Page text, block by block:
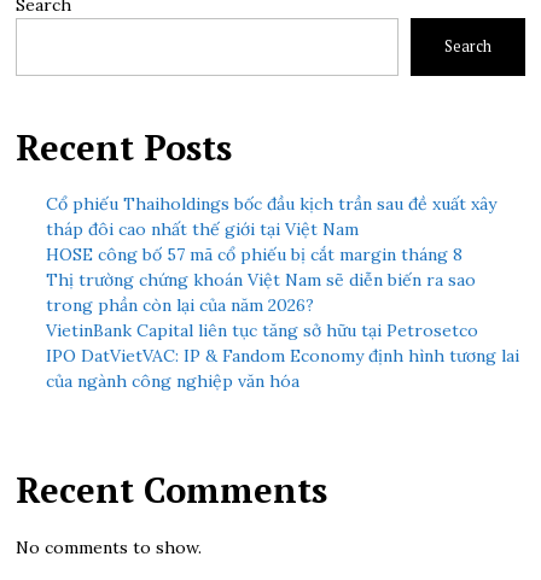
Search
Search
Recent Posts
Cổ phiếu Thaiholdings bốc đầu kịch trần sau đề xuất xây
tháp đôi cao nhất thế giới tại Việt Nam
HOSE công bố 57 mã cổ phiếu bị cắt margin tháng 8
Thị trường chứng khoán Việt Nam sẽ diễn biến ra sao
trong phần còn lại của năm 2026?
VietinBank Capital liên tục tăng sở hữu tại Petrosetco
IPO DatVietVAC: IP & Fandom Economy định hình tương lai
của ngành công nghiệp văn hóa
Recent Comments
No comments to show.